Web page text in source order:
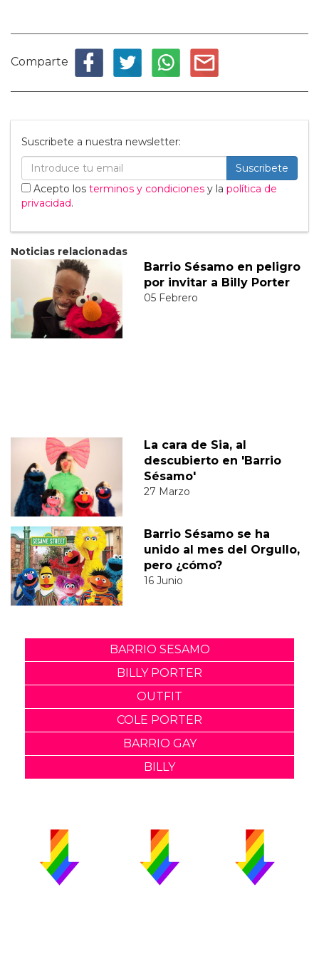
Comparte
Suscribete a nuestra newsletter:
Suscribete
Acepto los terminos y condiciones y la política de
privacidad.
Noticias relacionadas
Barrio Sésamo en peligro
por invitar a Billy Porter
05 Febrero
La cara de Sia, al
descubierto en 'Barrio
Sésamo'
27 Marzo
Barrio Sésamo se ha
unido al mes del Orgullo,
pero ¿cómo?
16 Junio
BARRIO SESAMO
BILLY PORTER
OUTFIT
COLE PORTER
BARRIO GAY
BILLY